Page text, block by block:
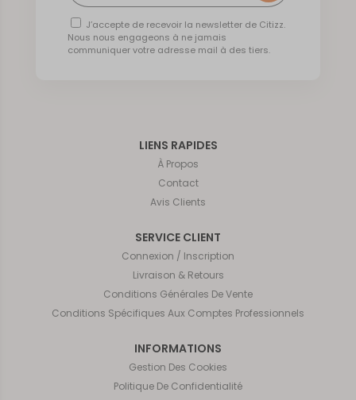
LIENS RAPIDES
À Propos
Contact
Avis Clients
SERVICE CLIENT
Connexion / Inscription
Livraison & Retours
Conditions Générales De Vente
Conditions Spécifiques Aux Comptes Professionnels
INFORMATIONS
Gestion Des Cookies
Politique De Confidentialité
J’accepte de recevoir la newsletter de Citizz.
Nous nous engageons à ne jamais
communiquer votre adresse mail à des tiers.